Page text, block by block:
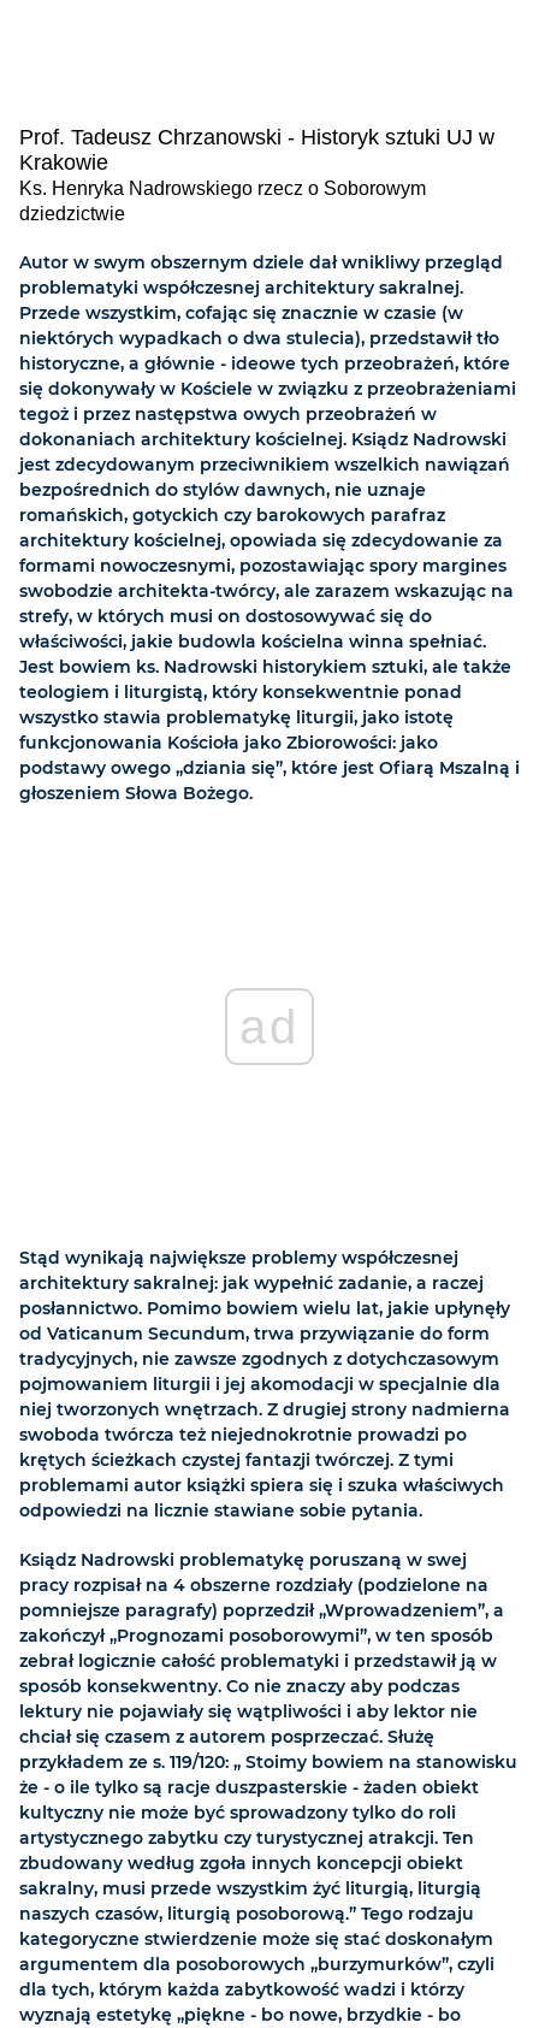
Prof. Tadeusz Chrzanowski - Historyk sztuki UJ w
Krakowie
Ks. Henryka Nadrowskiego rzecz o Soborowym
dziedzictwie
Autor w swym obszernym dziele dał wnikliwy przegląd
problematyki współczesnej architektury sakralnej.
Przede wszystkim, cofając się znacznie w czasie (w
niektórych wypadkach o dwa stulecia), przedstawił tło
historyczne, a głównie - ideowe tych przeobrażeń, które
się dokonywały w Kościele w związku z przeobrażeniami
tegoż i przez następstwa owych przeobrażeń w
dokonaniach architektury kościelnej. Ksiądz Nadrowski
jest zdecydowanym przeciwnikiem wszelkich nawiązań
bezpośrednich do stylów dawnych, nie uznaje
romańskich, gotyckich czy barokowych parafraz
architektury kościelnej, opowiada się zdecydowanie za
formami nowoczesnymi, pozostawiając spory margines
swobodzie architekta-twórcy, ale zarazem wskazując na
strefy, w których musi on dostosowywać się do
właściwości, jakie budowla kościelna winna spełniać.
Jest bowiem ks. Nadrowski historykiem sztuki, ale także
teologiem i liturgistą, który konsekwentnie ponad
wszystko stawia problematykę liturgii, jako istotę
funkcjonowania Kościoła jako Zbiorowości: jako
podstawy owego „dziania się”, które jest Ofiarą Mszalną i
głoszeniem Słowa Bożego.
ad
Stąd wynikają największe problemy współczesnej
architektury sakralnej: jak wypełnić zadanie, a raczej
posłannictwo. Pomimo bowiem wielu lat, jakie upłynęły
od Vaticanum Secundum, trwa przywiązanie do form
tradycyjnych, nie zawsze zgodnych z dotychczasowym
pojmowaniem liturgii i jej akomodacji w specjalnie dla
niej tworzonych wnętrzach. Z drugiej strony nadmierna
swoboda twórcza też niejednokrotnie prowadzi po
krętych ścieżkach czystej fantazji twórczej. Z tymi
problemami autor książki spiera się i szuka właściwych
odpowiedzi na licznie stawiane sobie pytania.
Ksiądz Nadrowski problematykę poruszaną w swej
pracy rozpisał na 4 obszerne rozdziały (podzielone na
pomniejsze paragrafy) poprzedził „Wprowadzeniem”, a
zakończył „Prognozami posoborowymi”, w ten sposób
zebrał logicznie całość problematyki i przedstawił ją w
sposób konsekwentny. Co nie znaczy aby podczas
lektury nie pojawiały się wątpliwości i aby lektor nie
chciał się czasem z autorem posprzeczać. Służę
przykładem ze s. 119/120: „ Stoimy bowiem na stanowisku
że - o ile tylko są racje duszpasterskie - żaden obiekt
kultyczny nie może być sprowadzony tylko do roli
artystycznego zabytku czy turystycznej atrakcji. Ten
zbudowany według zgoła innych koncepcji obiekt
sakralny, musi przede wszystkim żyć liturgią, liturgią
naszych czasów, liturgią posoborową.” Tego rodzaju
kategoryczne stwierdzenie może się stać doskonałym
argumentem dla posoborowych „burzymurków”, czyli
dla tych, którym każda zabytkowość wadzi i którzy
wyznają estetykę „piękne - bo nowe, brzydkie - bo